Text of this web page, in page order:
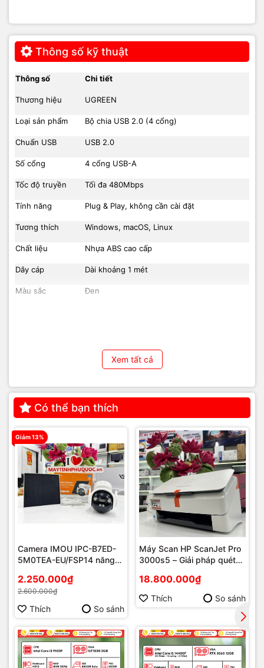
Thông số kỹ thuật
Thông số Chi tiết
Thương hiệu UGREEN
Loại sản phẩm Bộ chia USB 2.0 (4 cổng)
Chuẩn USB USB 2.0
Số cổng 4 cổng USB-A
Tốc độ truyền Tối đa 480Mbps
Tính năng Plug & Play, không cần cài đặt
Tương thích Windows, macOS, Linux
Chất liệu Nhựa ABS cao cấp
Dây cáp Dài khoảng 1 mét
Màu sắc Đen
Xem tất cả
Có thể bạn thích
Giảm 13%
Camera IMOU IPC-B7ED-
5M0TEA-EU/FSP14 năng
2.250.000₫
2.600.000₫
Thích So sánh
Máy Scan HP ScanJet Pro
3000s5 – Giải pháp quét
phòng hiện đại tại Phú
Quốc
18.800.000₫
Thích So sánh